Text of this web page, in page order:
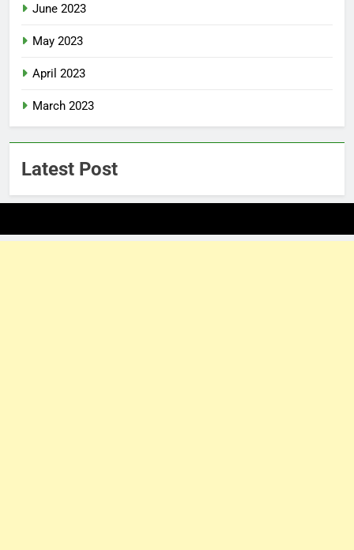
June 2023
May 2023
April 2023
March 2023
Latest Post